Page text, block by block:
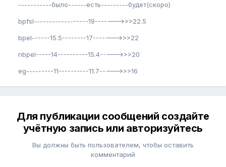
-----------было------есть---------будет(скоро)
bpfsl------------------19------->>>22.5
bpel------15.5--------17------->>>22
nbpel-----14----------15.4----->>>20
eg---------11----------11.7----->>>16
Для публикации сообщений создайте
учётную запись или авторизуйтесь
Вы должны быть пользователем, чтобы оставить
комментарий